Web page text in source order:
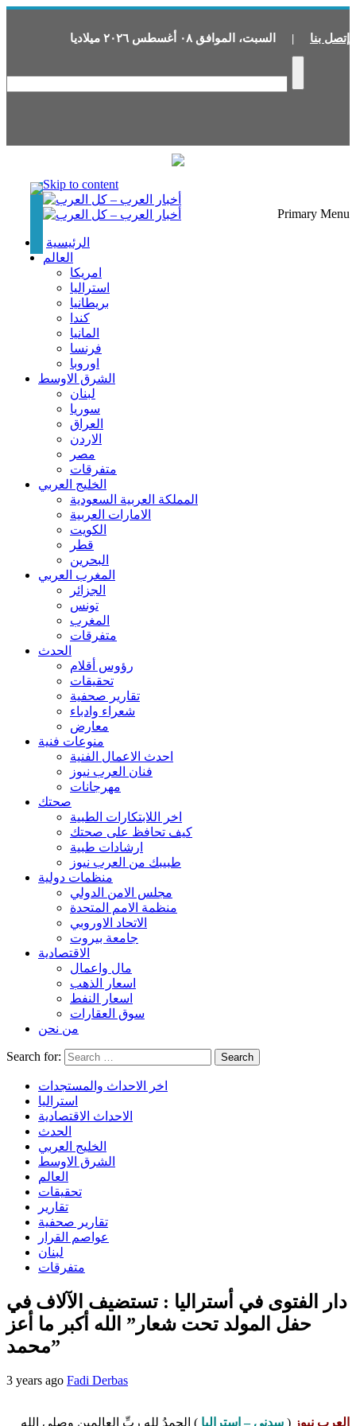
إتصل بنا | السبت، الموافق ٠٨ أغسطس ٢٠٢٦ ميلاديا
Skip to content
Primary Menu
الرئيسية
العالم
امريكا
استراليا
بريطانيا
كندا
المانيا
فرنسا
اوروبا
الشرق الاوسط
لبنان
سوريا
العراق
الاردن
مصر
متفرقات
الخليج العربي
المملكة العربية السعودية
الامارات العربية
الكويت
قطر
البحرين
المغرب العربي
الجزائر
تونس
المغرب
متفرقات
الحدث
رؤوس أقلام
تحقيقات
تقارير صحفية
شعراء وادباء
معارض
منوعات فنية
احدث الاعمال الفنية
فنان العرب نيوز
مهرجانات
صحتك
اخر اللابتكارات الطبية
كيف تحافظ على صحتك
ارشادات طبية
طبيبك من العرب نيوز
منظمات دولية
مجلس الامن الدولي
منظمة الامم المتحدة
الاتحاد الاوروبي
جامعة بيروت
الاقتصادية
مال واعمال
اسعار الذهب
اسعار النفط
سوق العقارات
من نحن
Search for:
اخر الاحداث والمستجدات
استراليا
الاحداث الاقتصادية
الحدث
الخليج العربي
الشرق الاوسط
العالم
تحقيقات
تقارير
تقارير صحفية
عواصم القرار
لبنان
متفرقات
دار الفتوى في أستراليا : تستضيف الآلاف في
حفل المولد تحت شعار” الله أكبر ما أعز
محمد”
3 years ago Fadi Derbas
العرب نيوز ( سدني – استراليا ) الحمدُ للهِ ربِّ العالمين وصلى الله